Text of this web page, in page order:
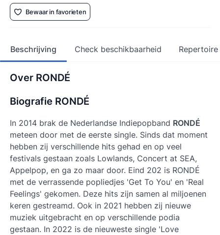
Bewaar in favorieten
Beschrijving Check beschikbaarheid Repertoire
Over RONDÉ
Biografie RONDÉ
In 2014 brak de Nederlandse Indiepopband RONDÉ
meteen door met de eerste single. Sinds dat moment
hebben zij verschillende hits gehad en op veel
festivals gestaan zoals Lowlands, Concert at SEA,
Appelpop, en ga zo maar door. Eind 202 is RONDÉ
met de verrassende popliedjes 'Get To You' en 'Real
Feelings' gekomen. Deze hits zijn samen al miljoenen
keren gestreamd. Ook in 2021 hebben zij nieuwe
muziek uitgebracht en op verschillende podia
gestaan. In 2022 is de nieuweste single 'Love